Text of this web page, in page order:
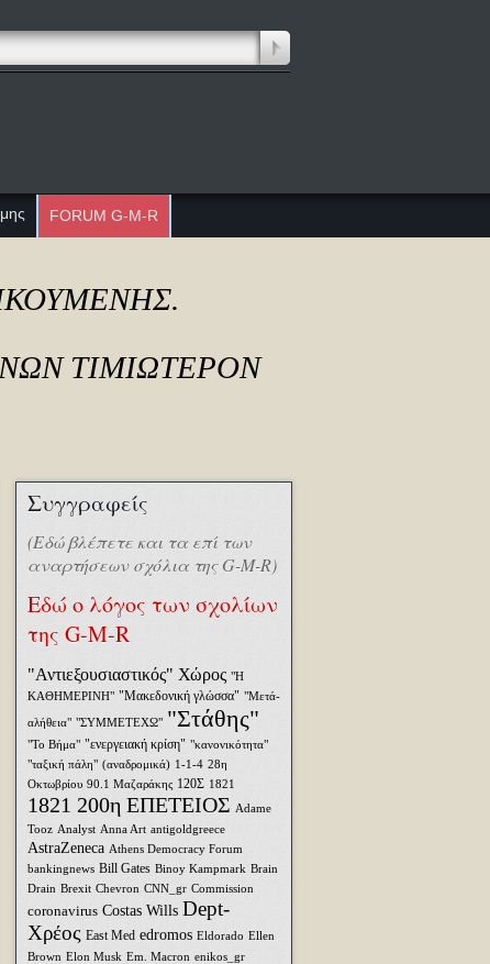
FORUM G-M-R
ΤΙΜΙΩΤΕΡΟΝ
Συγγραφείς
(Εδώ βλέπετε και τα επί των
αναρτήσεων σχόλια της G-M-R)
Εδώ ο λόγος των σχολίων
της G-M-R
"Αντιεξουσιαστικός" Χώρος "Η
ΚΑΘΗΜΕΡΙΝΗ" "Μακεδονική γλώσσα" "Μετά-
αλήθεια" "ΣΥΜΜΕΤΕΧΩ" "Στάθης"
"Το Βήμα" "ενεργειακή κρίση" "κανονικότητα"
"ταξική πάλη" (αναδρομικά) 1-1-4 28η
Οκτωβρίου 90.1 Μαζαράκης 120Σ 1821
1821 200η ΕΠΕΤΕΙΟΣ Adame
Tooz Analyst Anna Art antigoldgreece
AstraZeneca Athens Democracy Forum
bankingnews Bill Gates Binoy Kampmark Brain
Drain Brexit Chevron CNN_gr Commission
coronavirus Costas Wills Dept-
Χρέος East Med edromos Eldorado Ellen
Brown Elon Musk Em. Macron enikos_gr